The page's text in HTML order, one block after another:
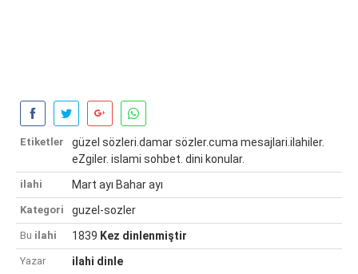
Etiketler
güzel sözleri.damar sözler.cuma mesajlari.ilahiler.
eZgiler. islami sohbet. dini konular.
ilahi Mart ayı Bahar ayı
Kategori guzel-sozler
Bu ilahi 1839 Kez dinlenmiştir
Yazar ilahi dinle